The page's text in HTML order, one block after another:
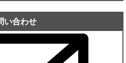
い合わせ